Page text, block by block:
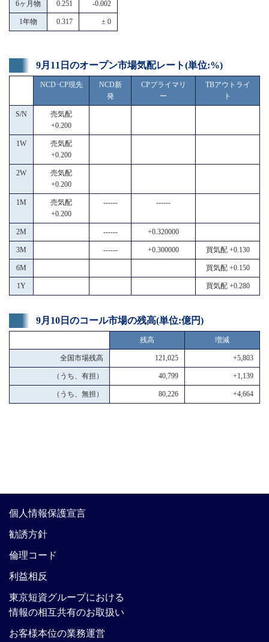
6ヶ月物 0.251 -0.002
1年物 0.317 ± 0
9月11日のオープン市場気配レート(単位:%)
NCD･CP現先
NCD新
発
CPプライマリ
ー
TBアウトライ
ト
S/N
売気配
+0.200
1W
売気配
+0.200
2W
売気配
+0.200
1M
売気配
+0.200
------ ------
2M ------ +0.320000
3M ------ +0.300000 買気配 +0.130
6M 買気配 +0.150
1Y 買気配 +0.280
9月10日のコール市場の残高(単位:億円)
残高 増減
全国市場残高 121,025 +5,803
（うち、有担） 40,799 +1,139
（うち、無担） 80,226 +4,664
個人情報保護宣言
勧誘方針
倫理コード
利益相反
東京短資グループにおける
情報の相互共有のお取扱い
お客様本位の業務運営